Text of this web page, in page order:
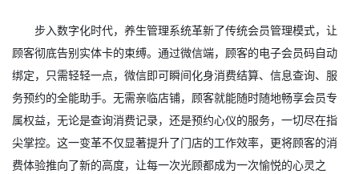
步入数字化时代，养生管理系统革新了传统会员管理模式，让
顾客彻底告别实体卡的束缚。通过微信端，顾客的电子会员码自动
绑定，只需轻轻一点，微信即可瞬间化身消费结算、信息查询、服
务预约的全能助手。无需亲临店铺，顾客就能随时随地畅享会员专
属权益，无论是查询消费记录，还是预约心仪的服务，一切尽在指
尖掌控。这一变革不仅显著提升了门店的工作效率，更将顾客的消
费体验推向了新的高度，让每一次光顾都成为一次愉悦的心灵之